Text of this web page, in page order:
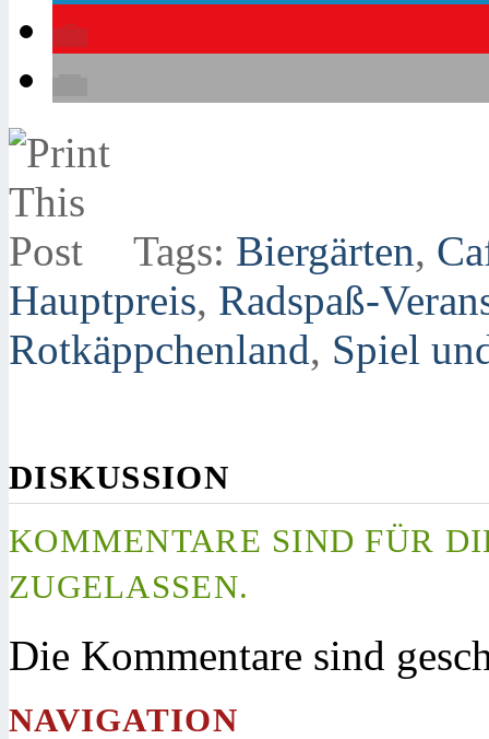
Tags: Biergärten,
Hauptpreis, Radspaß-
Rotkäppchenland, Spiel
DISKUSSION
KOMMENTARE SIND FÜR
ZUGELASSEN.
Die Kommentare sind
NAVIGATION